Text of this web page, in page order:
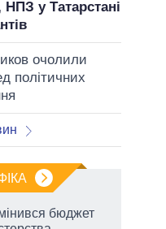
у Татарстані
очолили
політичних
бюджет